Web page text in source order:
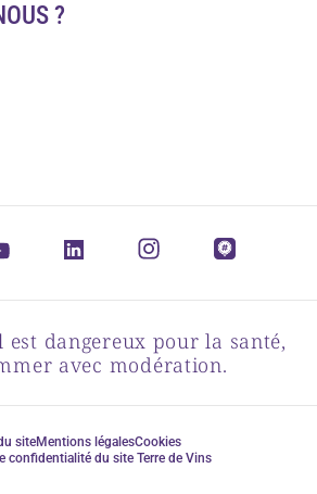
?
est dangereux pour la santé,
avec modération.
siteMentions légalesCookies
confidentialité du site Terre de Vins